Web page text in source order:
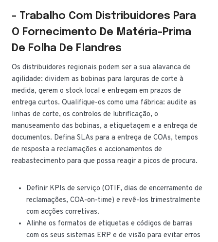
- Trabalho Com Distribuidores Para
O Fornecimento De Matéria-Prima
De Folha De Flandres
Os distribuidores regionais podem ser a sua alavanca de
agilidade: dividem as bobinas para larguras de corte à
medida, gerem o stock local e entregam em prazos de
entrega curtos. Qualifique-os como uma fábrica: audite as
linhas de corte, os controlos de lubrificação, o
manuseamento das bobinas, a etiquetagem e a entrega de
documentos. Defina SLAs para a entrega de COAs, tempos
de resposta a reclamações e accionamentos de
reabastecimento para que possa reagir a picos de procura.
Definir KPIs de serviço (OTIF, dias de encerramento de
reclamações, COA-on-time) e revê-los trimestralmente
com acções corretivas.
Alinhe os formatos de etiquetas e códigos de barras
com os seus sistemas ERP e de visão para evitar erros